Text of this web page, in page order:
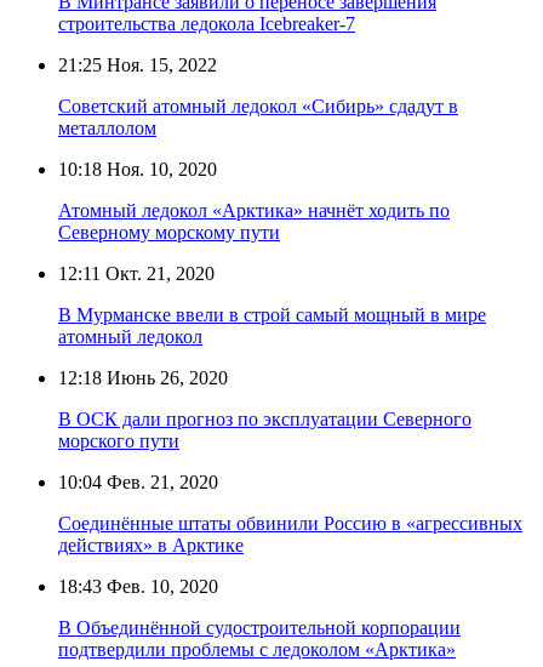
строительства ледокола Icebreaker-7
21:25 Ноя. 15, 2022
Советский атомный ледокол «Сибирь» сдадут в
металлолом
10:18 Ноя. 10, 2020
Атомный ледокол «Арктика» начнёт ходить по
Северному морскому пути
12:11 Окт. 21, 2020
В Мурманске ввели в строй самый мощный в мире
атомный ледокол
12:18 Июнь 26, 2020
В ОСК дали прогноз по эксплуатации Северного
морского пути
10:04 Фев. 21, 2020
Соединённые штаты обвинили Россию в «агрессивных
действиях» в Арктике
18:43 Фев. 10, 2020
В Объединённой судостроительной корпорации
подтвердили проблемы с ледоколом «Арктика»